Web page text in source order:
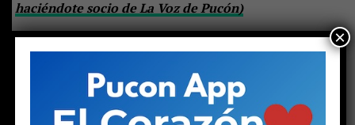
haciéndote socio de La Voz de Pucón)
Share this:
Facebook X
×